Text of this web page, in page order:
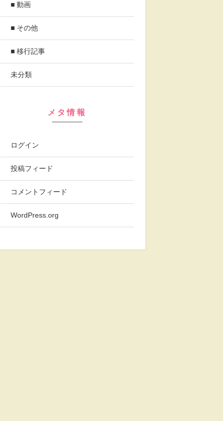
■ 動画
■ その他
■ 移行記事
未分類
メタ情報
ログイン
投稿フィード
コメントフィード
WordPress.org